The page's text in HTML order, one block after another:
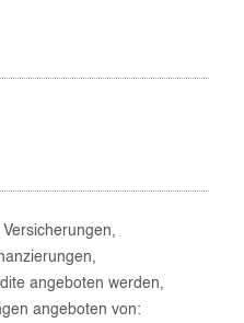
angeboten werden,
angeboten von: